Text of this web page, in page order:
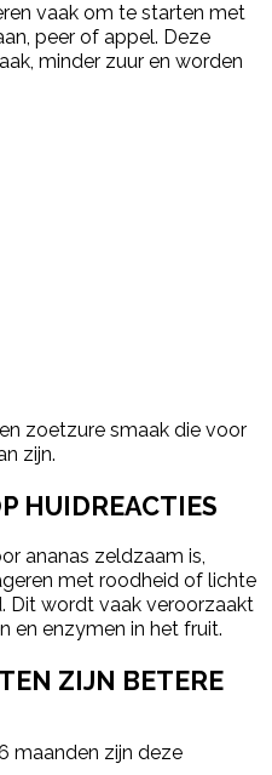
vaak om te starten met
peer of appel. Deze
minder zuur en worden
zoetzure smaak die voor
zijn.
HUIDREACTIES
ananas zeldzaam is,
met roodheid of lichte
Dit wordt vaak veroorzaakt
en enzymen in het fruit.
ZIJN BETERE
maanden zijn deze